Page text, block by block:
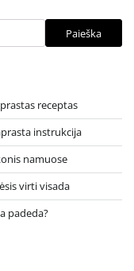
Paieška
receptas
instrukcija
namuose
virti visada
padeda?